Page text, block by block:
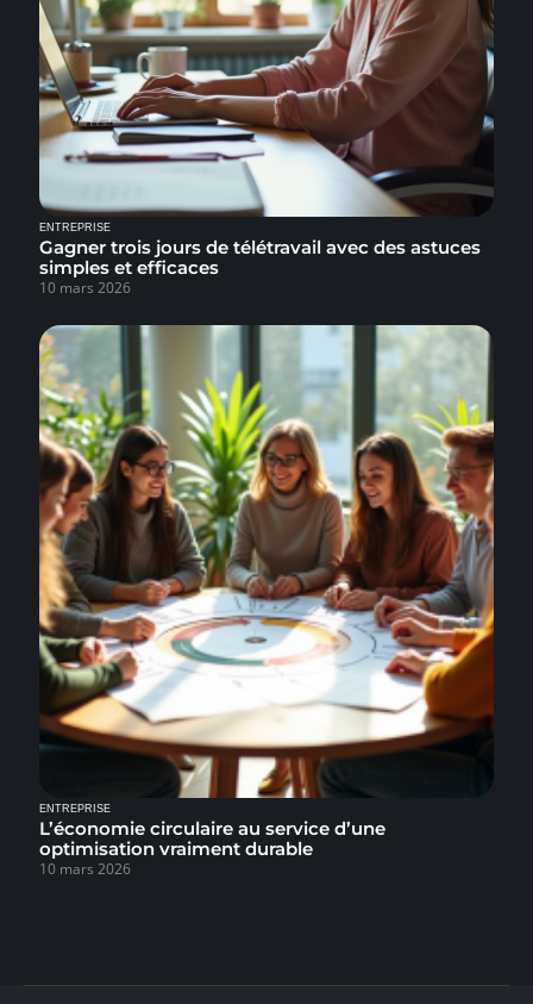
ENTREPRISE
Gagner trois jours de télétravail avec des astuces
simples et efficaces
10 mars 2026
ENTREPRISE
L’économie circulaire au service d’une
optimisation vraiment durable
10 mars 2026